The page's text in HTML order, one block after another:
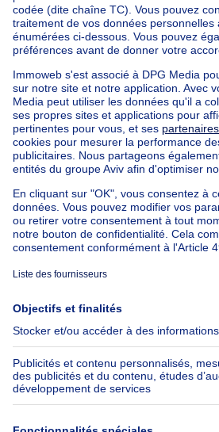
Nos maisons hors de la
Maison à vendre France
Maison
Maison à vendre Italie
Maison à
Maison à vendre
Nos biens pas chèrsMaison à
Appartements à louer
Nos biens à louer avec
Appartement à vendre avec
Maison à vendre avec 3
Appartement à louer avec
Maison à louer avec 3
Appartement à louer avec 3
À propos
Immoweb
Presse
Emplois
Groupe Axel Springer
SeLoger.com
Immowelt.de
Outils